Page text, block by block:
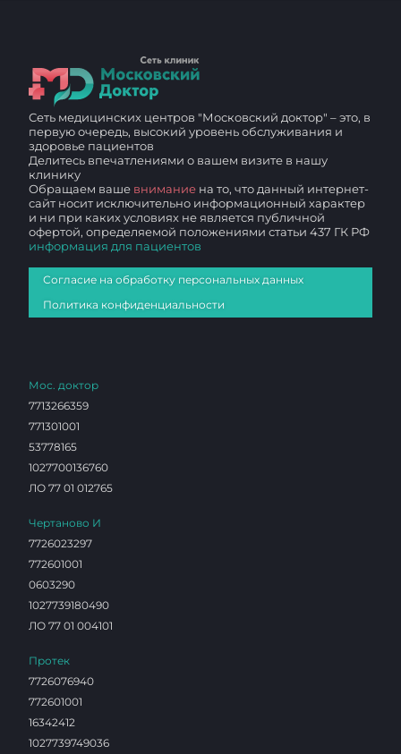
Сеть медицинских центров "Московский доктор" – это, в
первую очередь, высокий уровень обслуживания и
здоровье пациентов
Делитесь впечатлениями о вашем визите в нашу
клинику
Обращаем ваше внимание на то, что данный интернет-
сайт носит исключительно информационный характер
и ни при каких условиях не является публичной
офертой, определяемой положениями статьи 437 ГК РФ
информация для пациентов
Согласие на обработку персональных данных
Политика конфиденциальности
Мос. доктор
7713266359
771301001
53778165
1027700136760
ЛО 77 01 012765
Чертаново И
7726023297
772601001
0603290
1027739180490
ЛО 77 01 004101
Протек
7726076940
772601001
16342412
1027739749036